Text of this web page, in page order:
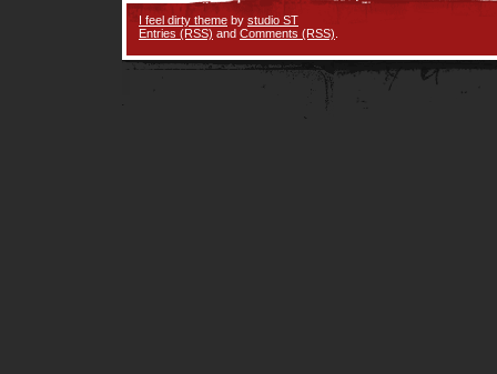
I feel dirty theme by studio ST
Entries (RSS) and Comments (RSS)